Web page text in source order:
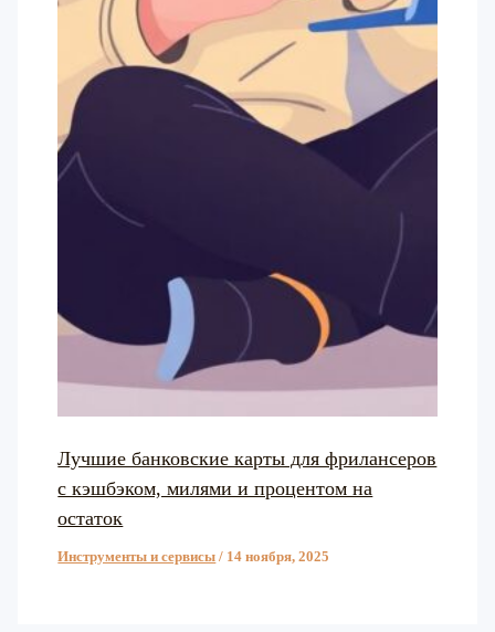
Лучшие банковские карты для фрилансеров
с кэшбэком, милями и процентом на
остаток
Инструменты и сервисы / 14 ноября, 2025